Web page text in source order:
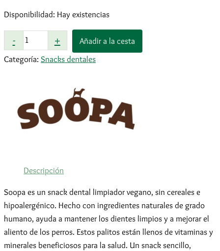
Disponibilidad: Hay existencias
-
Dentales
Coco
cantidad
+
Añadir a la cesta
Categoría: Snacks dentales
Descripción
Soopa es un snack dental limpiador vegano, sin cereales e
hipoalergénico. Hecho con ingredientes naturales de grado
humano, ayuda a mantener los dientes limpios y a mejorar el
aliento de los perros. Estos palitos están llenos de vitaminas y
minerales beneficiosos para la salud. Un snack sencillo,